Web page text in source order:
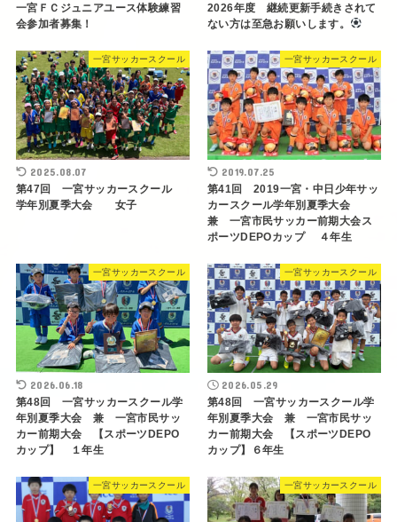
一宮ＦＣジュニアユース体験練習
会参加者募集！
2026年度 継続更新手続きされて
ない方は至急お願いします。
一宮サッカースクール
2025.08.07
第47回 一宮サッカースクール
学年別夏季大会 女子
一宮サッカースクール
2019.07.25
第41回 2019一宮・中日少年サッ
カースクール学年別夏季大会
兼 一宮市民サッカー前期大会ス
ポーツDEPOカップ ４年生
一宮サッカースクール
2026.06.18
第48回 一宮サッカースクール学
年別夏季大会 兼 一宮市民サッ
カー前期大会 【スポーツDEPO
カップ】 １年生
一宮サッカースクール
2026.05.29
第48回 一宮サッカースクール学
年別夏季大会 兼 一宮市民サッ
カー前期大会 【スポーツDEPO
カップ】６年生
一宮サッカースクール 一宮サッカースクール